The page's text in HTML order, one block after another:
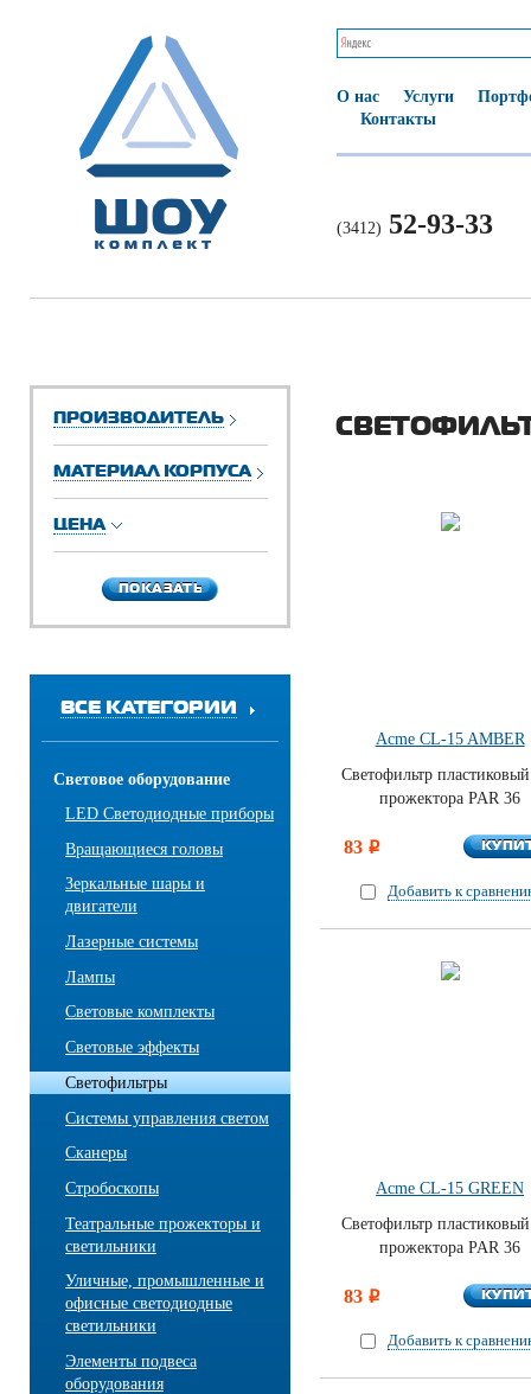
О нас Услуги
Контакты
(3412) 52-93-33
ПРОИЗВОДИТЕЛЬ
МАТЕРИАЛ КОРПУСА
ЦЕНА
ПОКАЗАТЬ
ПОКАЗАТЬ
ВСЕ КАТЕГОРИИ
Световое оборудование
LED Светодиодные приборы
Вращающиеся головы
Зеркальные шары и
двигатели
Лазерные системы
Лампы
Световые комплекты
Световые эффекты
Светофильтры
Системы управления светом
Сканеры
Стробоскопы
Театральные прожекторы и
светильники
Уличные, промышленные и
офисные светодиодные
светильники
Элементы подвеса
оборудования
Acme CL-15 AMBER
Светофильтр
прожектора PAR 36
83 i
Добавить к
Acme CL-15 GREEN
Светофильтр
прожектора PAR 36
83 i
Добавить к